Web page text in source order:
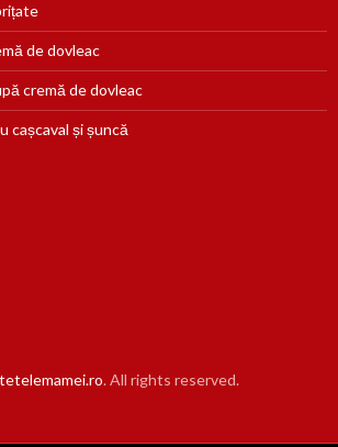
de dovleac
cremă de dovleac
cașcaval și șuncă
. All rights reserved.